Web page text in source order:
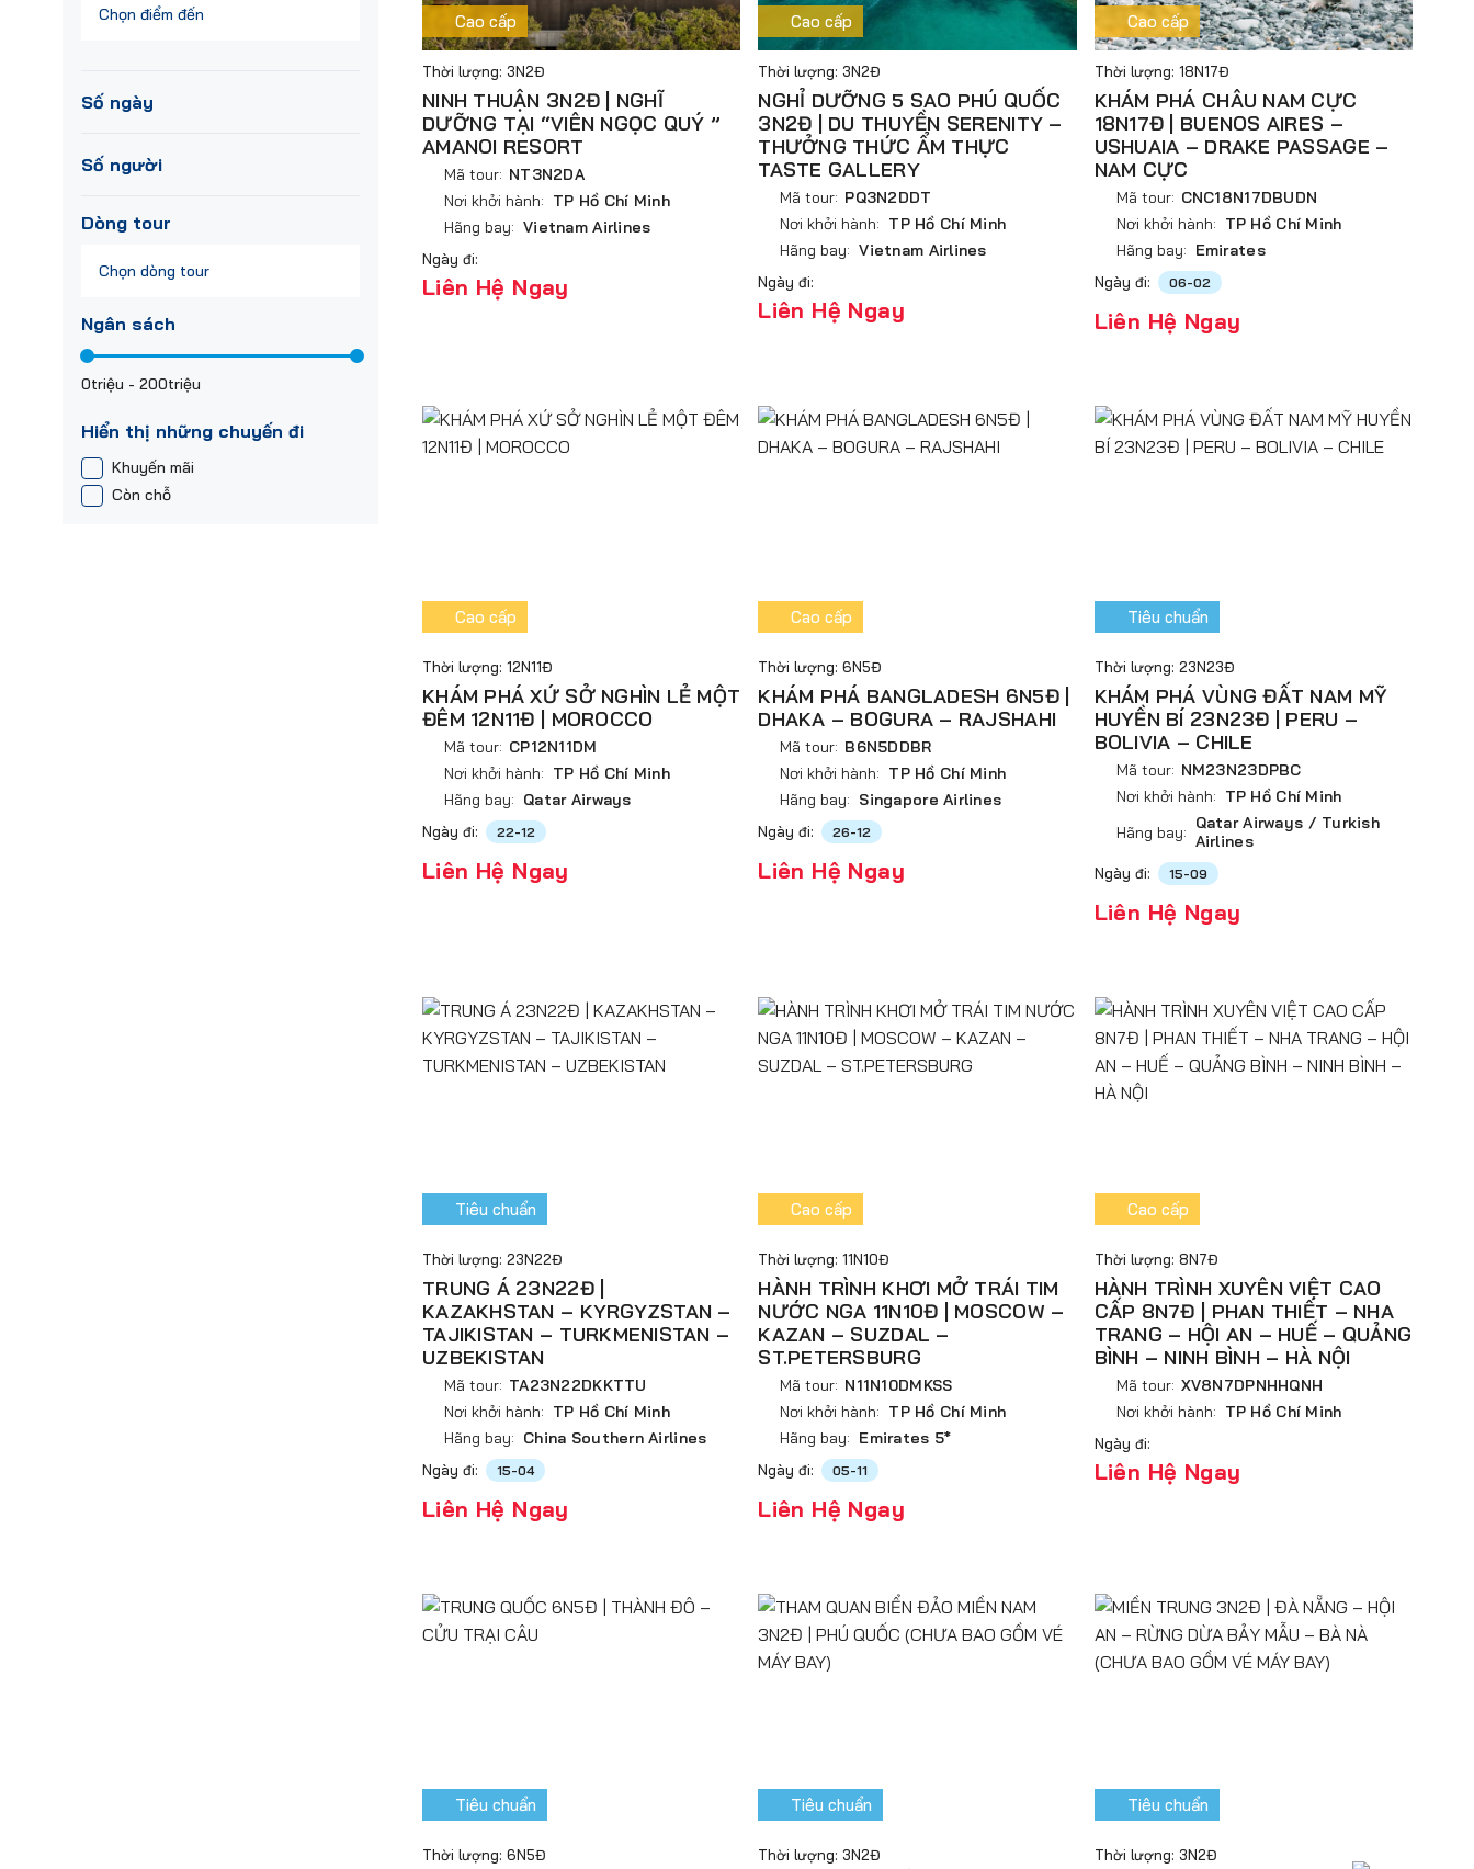
Số ngày
1-3 ngày
8-14 ngày
Số người
1 người
3-5 người
Dòng tour
Ngân sách
0triệu - 200triệu
Hiển thị những chuyến đi
Khuyến mãi
Còn chỗ
Cao cấp
Thời lượng: 3N2Đ
NINH THUẬN 3N2Đ | NGHĨ
DƯỠNG TẠI “VIÊN NGỌC QUÝ ”
AMANOI RESORT
Mã tour: NT3N2DA
Nơi khởi hành: TP Hồ Chí Minh
Hãng bay: Vietnam Airlines
Ngày đi:
Liên Hệ Ngay
Cao cấp
Thời lượng: 3N2Đ
NGHỈ DƯỠNG 5 SAO PHÚ QUỐC
3N2Đ | DU THUYỀN SERENITY –
THƯỞNG THỨC ẨM THỰC
TASTE GALLERY
Mã tour: PQ3N2DDT
Nơi khởi hành: TP Hồ Chí Minh
Hãng bay: Vietnam Airlines
Ngày đi:
Liên Hệ Ngay
Cao cấp
Thời lượng: 18N17Đ
KHÁM PHÁ CHÂU NAM CỰC
18N17Đ | BUENOS AIRES –
USHUAIA – DRAKE PASSAGE –
NAM CỰC
Mã tour: CNC18N17DBUDN
Nơi khởi hành: TP Hồ Chí Minh
Hãng bay: Emirates
Ngày đi: 06-02
Liên Hệ Ngay
Cao cấp
Thời lượng: 12N11Đ
KHÁM PHÁ XỨ SỞ NGHÌN LẺ MỘT
ĐÊM 12N11Đ | MOROCCO
Mã tour: CP12N11DM
Nơi khởi hành: TP Hồ Chí Minh
Hãng bay: Qatar Airways
Ngày đi: 22-12
Liên Hệ Ngay
Cao cấp
Thời lượng: 6N5Đ
KHÁM PHÁ BANGLADESH 6N5Đ |
DHAKA – BOGURA – RAJSHAHI
Mã tour: B6N5DDBR
Nơi khởi hành: TP Hồ Chí Minh
Hãng bay: Singapore Airlines
Ngày đi: 26-12
Liên Hệ Ngay
Tiêu chuẩn
Thời lượng: 23N23Đ
KHÁM PHÁ VÙNG ĐẤT NAM MỸ
HUYỀN BÍ 23N23Đ | PERU –
BOLIVIA – CHILE
Mã tour: NM23N23DPBC
Nơi khởi hành: TP Hồ Chí Minh
Hãng bay: Qatar Airways / Turkish
Airlines
Ngày đi: 15-09
Liên Hệ Ngay
Tiêu chuẩn
Thời lượng: 23N22Đ
TRUNG Á 23N22Đ |
KAZAKHSTAN – KYRGYZSTAN –
TAJIKISTAN – TURKMENISTAN –
UZBEKISTAN
Mã tour: TA23N22DKKTTU
Nơi khởi hành: TP Hồ Chí Minh
Hãng bay: China Southern Airlines
Ngày đi: 15-04
Liên Hệ Ngay
Cao cấp
Thời lượng: 11N10Đ
HÀNH TRÌNH KHƠI MỞ TRÁI TIM
NƯỚC NGA 11N10Đ | MOSCOW –
KAZAN – SUZDAL –
ST.PETERSBURG
Mã tour: N11N10DMKSS
Nơi khởi hành: TP Hồ Chí Minh
Hãng bay: Emirates 5*
Ngày đi: 05-11
Liên Hệ Ngay
Cao cấp
Thời lượng: 8N7Đ
HÀNH TRÌNH XUYÊN VIỆT CAO
CẤP 8N7Đ | PHAN THIẾT – NHA
TRANG – HỘI AN – HUẾ – QUẢNG
BÌNH – NINH BÌNH – HÀ NỘI
Mã tour: XV8N7DPNHHQNH
Nơi khởi hành: TP Hồ Chí Minh
Ngày đi:
Liên Hệ Ngay
Tiêu chuẩn
Thời lượng: 6N5Đ
Tiêu chuẩn
Thời lượng: 3N2Đ
Tiêu chuẩn
Thời lượng: 3N2Đ